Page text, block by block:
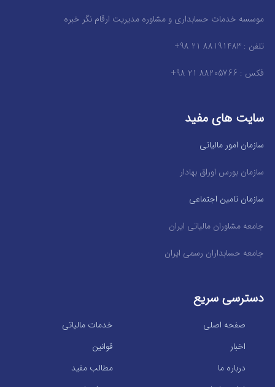
موسسه خدمات حسابداری و مشاوره مدیریت ارقام نگر خبره
تلفن : 88191483 21 98+
فکس : 88205766 21 98+
سایت های مفید
سازمان امور مالیاتی
سازمان بورس اوراق بهادار
سازمان تامین اجتماعی
جامعه مشاوران مالیاتی ایران
جامعه حسابداران رسمی ایران
دسترسی سریع
خدمات مالیاتی
صفحه اصلی
قوانین
اخبار
مطالب مفید
درباره ما